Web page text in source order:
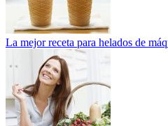
La mejor receta para helados de